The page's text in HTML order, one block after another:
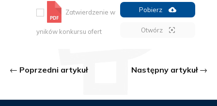
Zatwierdzenie w
yników konkursu ofert
Pobierz
Otwórz
Poprzedni artykuł Następny artykuł